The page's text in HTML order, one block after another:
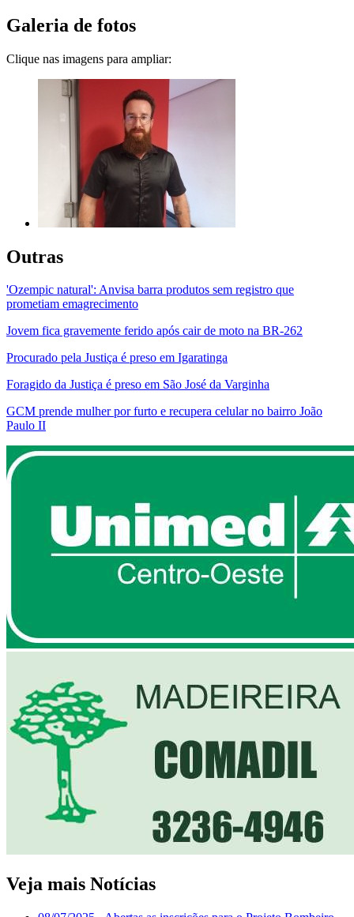
Galeria de fotos
Clique nas imagens para ampliar:
Outras
'Ozempic natural': Anvisa barra produtos sem registro que
prometiam emagrecimento
Jovem fica gravemente ferido após cair de moto na BR-262
Procurado pela Justiça é preso em Igaratinga
Foragido da Justiça é preso em São José da Varginha
GCM prende mulher por furto e recupera celular no bairro João
Paulo II
Veja mais Notícias